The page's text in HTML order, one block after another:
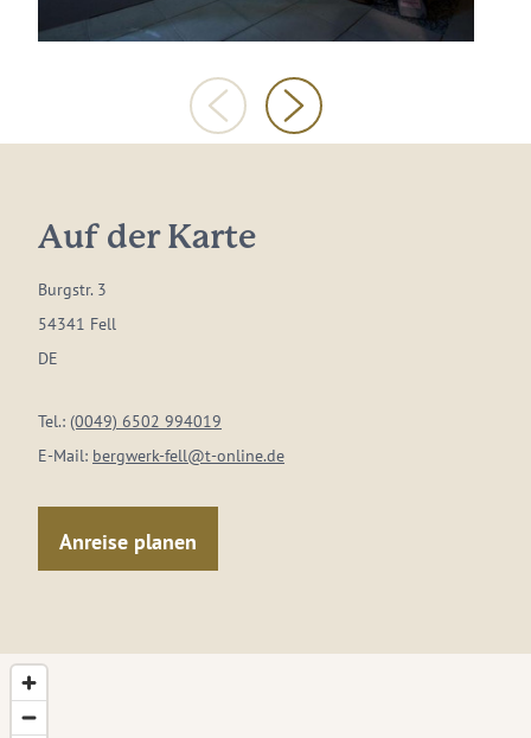
Auf der Karte
Burgstr. 3
54341 Fell
DE
Tel.: (0049) 6502 994019
E-Mail: bergwerk-fell@t-online.de
Anreise planen